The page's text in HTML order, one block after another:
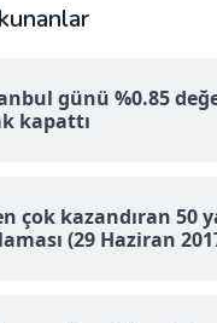
günü %0.85
kapattı
çok kazandıran 50
(29 Haziran